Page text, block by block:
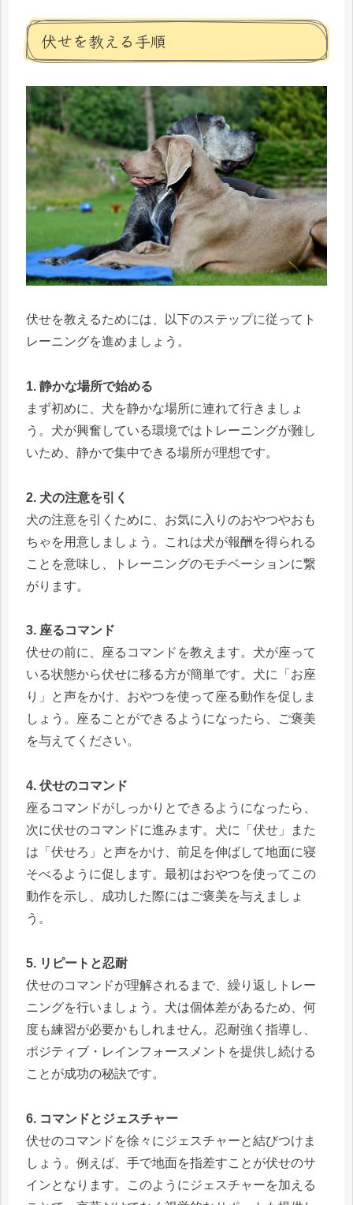
伏せを教える手順
伏せを教えるためには、以下のステップに従ってト
レーニングを進めましょう。
1. 静かな場所で始める
まず初めに、犬を静かな場所に連れて行きましょ
う。犬が興奮している環境ではトレーニングが難し
いため、静かで集中できる場所が理想です。
2. 犬の注意を引く
犬の注意を引くために、お気に入りのおやつやおも
ちゃを用意しましょう。これは犬が報酬を得られる
ことを意味し、トレーニングのモチベーションに繋
がります。
3. 座るコマンド
伏せの前に、座るコマンドを教えます。犬が座って
いる状態から伏せに移る方が簡単です。犬に「お座
り」と声をかけ、おやつを使って座る動作を促しま
しょう。座ることができるようになったら、ご褒美
を与えてください。
4. 伏せのコマンド
座るコマンドがしっかりとできるようになったら、
次に伏せのコマンドに進みます。犬に「伏せ」また
は「伏せろ」と声をかけ、前足を伸ばして地面に寝
そべるように促します。最初はおやつを使ってこの
動作を示し、成功した際にはご褒美を与えましょ
う。
5. リピートと忍耐
伏せのコマンドが理解されるまで、繰り返しトレー
ニングを行いましょう。犬は個体差があるため、何
度も練習が必要かもしれません。忍耐強く指導し、
ポジティブ・レインフォースメントを提供し続ける
ことが成功の秘訣です。
6. コマンドとジェスチャー
伏せのコマンドを徐々にジェスチャーと結びつけま
しょう。例えば、手で地面を指差すことが伏せのサ
インとなります。このようにジェスチャーを加える